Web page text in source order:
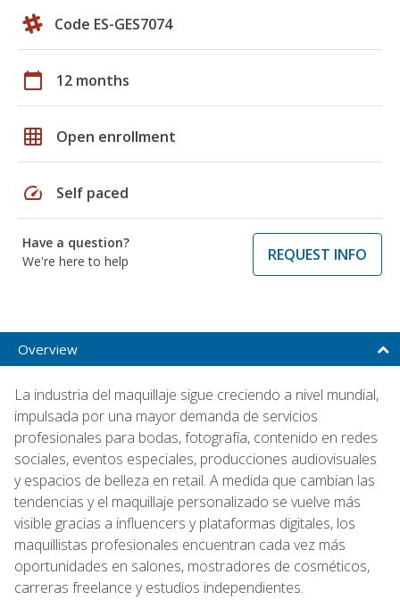
Code ES-GES7074
calendar_today 12 months
grid_on Open enrollment
speed Self paced
Have a question?
We're here to help
REQUEST INFO
Overview
La industria del maquillaje sigue creciendo a nivel mundial,
impulsada por una mayor demanda de servicios
profesionales para bodas, fotografía, contenido en redes
sociales, eventos especiales, producciones audiovisuales
y espacios de belleza en retail. A medida que cambian las
tendencias y el maquillaje personalizado se vuelve más
visible gracias a influencers y plataformas digitales, los
maquillistas profesionales encuentran cada vez más
oportunidades en salones, mostradores de cosméticos,
carreras freelance y estudios independientes.